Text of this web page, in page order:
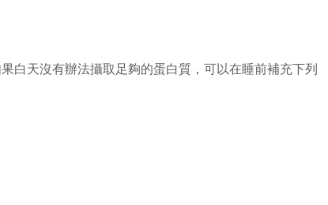
白天沒有辦法攝取足夠的蛋白質，可以在睡前補充下列